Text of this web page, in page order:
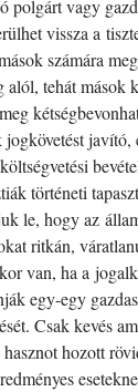
polgárt vagy
vissza a
számára
alól, tehát mások
jogkövetést javító,
történeti
le, hogy az
ritkán,
van, ha a
egy-egy
Csak kevés
hozott